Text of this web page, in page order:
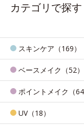
カテゴリで探す
スキンケア（169）
ベースメイク（52）
ポイントメイク（64
UV（18）